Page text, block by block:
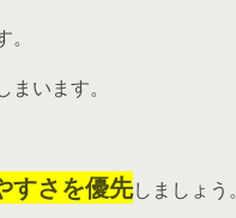
います。
すさを優先しましょう。